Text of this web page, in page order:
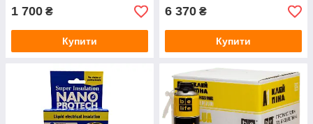
1 700 ₴
Купити
6 370 ₴
Купити